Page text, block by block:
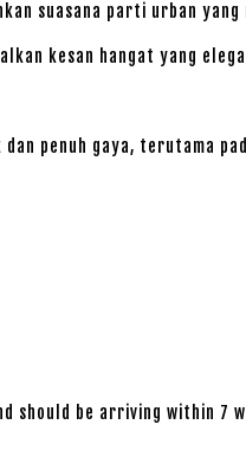
suasana parti urban yang
kesan hangat yang
penuh gaya, terutama
should be arriving within 7